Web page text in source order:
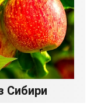
Сибири